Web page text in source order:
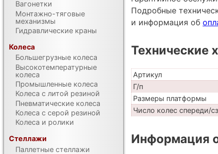
Подробные
и информация об
Технические
Артикул
Г/п
Размеры платформы
Число колес спереди/
Информация
Вагонетки
Монтажно-тяговые
механизмы
Гидравлические краны
Колеса
Большегрузные колеса
Высокотемпературные
колеса
Промышленные колеса
Колеса с литой резиной
Пневматические колеса
Колеса с серой резиной
Колеса и ролики
Стеллажи
Паллетные стеллажи